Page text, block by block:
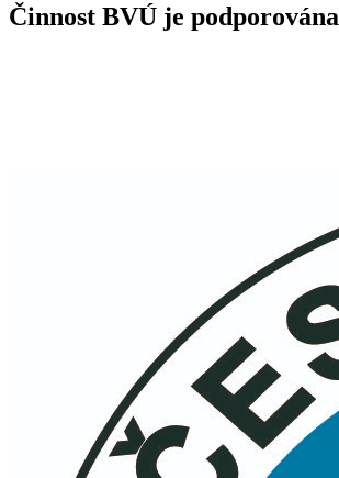
Činnost BVÚ je podporována